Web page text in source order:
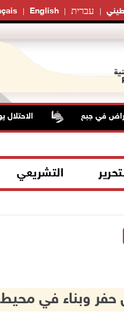
English עברית
في جبع الاحتلال
التشريعي
حفر وبناء في